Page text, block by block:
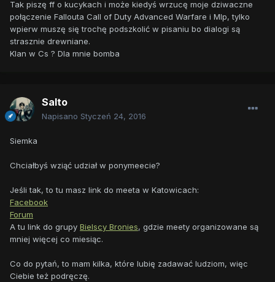
Tak piszę ff o kucykach i może kiedyś wrzucę moje dziwaczne
połączenie Fallouta Call of Duty Advanced Warfare i Mlp, tylko
wpierw muszę się trochę podszkolić w pisaniu bo dialogi są
strasznie drewniane.
Klan w Cs ? Dla mnie bomba
Salto
Napisano Styczeń 24, 2016
Siemka
Chciałbyś wziąć udział w ponymeecie?
Jeśli tak, to tu masz link do meeta w Katowicach:
Facebook
Forum
A tu link do grupy Bielscy Bronies, gdzie meety organizowane są
mniej więcej co miesiąc.
Co do pytań, to mam kilka, które lubię zadawać ludziom, więc
Ciebie też podręczę.